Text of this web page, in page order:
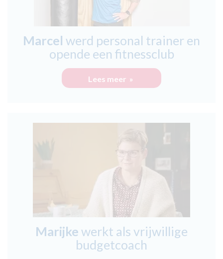
Marcel werd personal trainer en
opende een fitnessclub
Lees meer »
Marijke werkt als vrijwillige
budgetcoach